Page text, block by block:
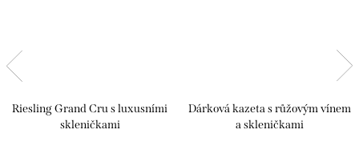
Riesling Grand Cru s luxusními
skleničkami
Dárková kazeta s růžovým vínem
a skleničkami